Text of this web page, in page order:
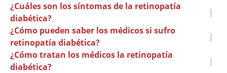
¿Cuáles son los síntomas de la retinopatía
diabética?
|
¿Cómo pueden saber los médicos si sufro
retinopatía diabética?
|
¿Cómo tratan los médicos la retinopatía
diabética?
|